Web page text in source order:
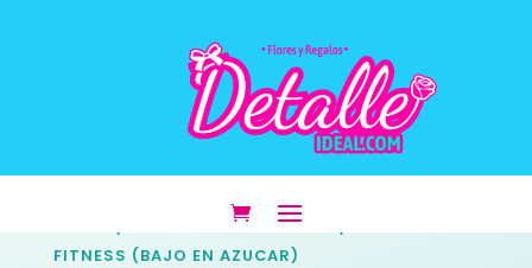
/ DESAYUNOS SORPRESA/ DESAYUNO
FITNESS (BAJO EN AZUCAR)